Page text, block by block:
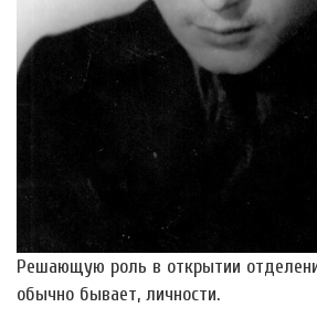
Решающую роль в открытии
обычно бывает, личности.